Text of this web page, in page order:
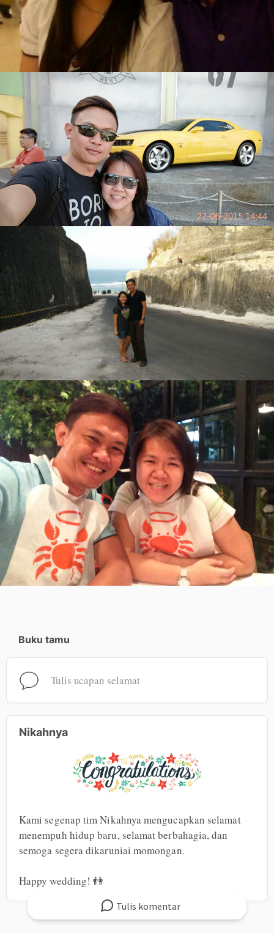
Tulis komentar
Buku tamu
Tulis ucapan selamat
Nikahnya
Kami segenap tim Nikahnya mengucapkan selamat
menempuh hidup baru, selamat berbahagia, dan
semoga segera dikaruniai momongan.
Happy wedding! 👫